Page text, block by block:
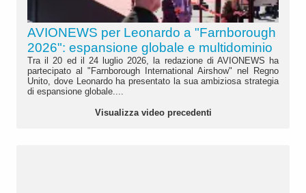
AVIONEWS per Leonardo a "Farnborough
2026": espansione globale e multidominio
Tra il 20 ed il 24 luglio 2026, la redazione di AVIONEWS ha
partecipato al "Farnborough International Airshow" nel Regno
Unito, dove Leonardo ha presentato la sua ambiziosa strategia
di espansione globale....
Visualizza video precedenti